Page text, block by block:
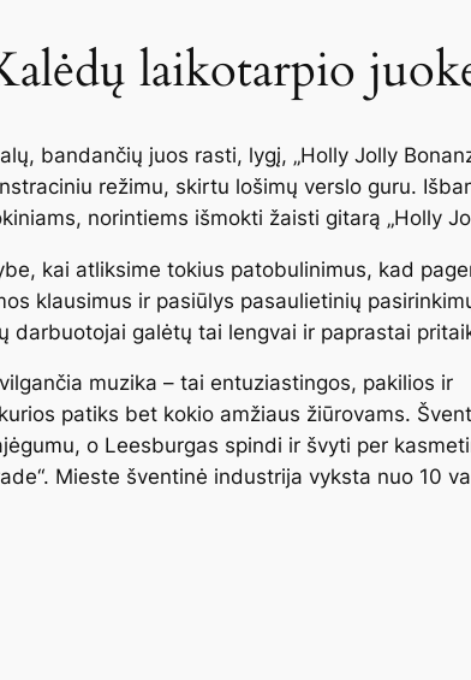
laikotarpio
bandančių juos rasti, lygį, „Holly Jolly
režimu, skirtu lošimų verslo guru.
norintiems išmokti žaisti gitarą „Holly
kai atliksime tokius patobulinimus, kad
klausimus ir pasiūlys pasaulietinių
darbuotojai galėtų tai lengvai ir paprastai
muzika – tai entuziastingos, pakilios ir
patiks bet kokio amžiaus žiūrovams.
o Leesburgas spindi ir švyti per
Mieste šventinė industrija vyksta nuo 10